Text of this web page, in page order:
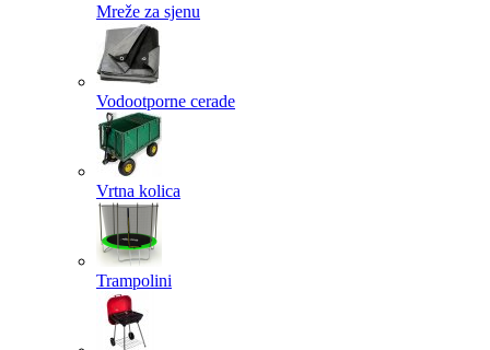
Mreže za sjenu
Vodootporne cerade
Vrtna kolica
Trampolini